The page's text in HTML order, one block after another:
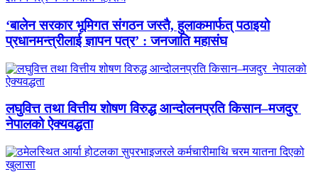
‘बालेन सरकार भूमिगत संगठन जस्तै, हुलाकमार्फत् पठाइयो
प्रधानमन्त्रीलाई ज्ञापन पत्र’ : जनजाति महासंघ
लघुवित्त तथा वित्तीय शोषण विरुद्ध आन्दोलनप्रति किसान–मजदुर
नेपालको ऐक्यवद्धता